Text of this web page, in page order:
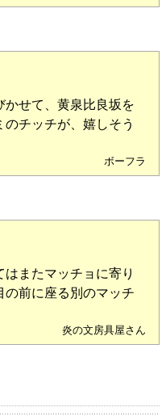
かせて、黄泉比良坂を
チッチが、嬉しそう
ボーフラ
またマッチョに寄り
の前に座る別のマッチ
炎の文房具屋さん